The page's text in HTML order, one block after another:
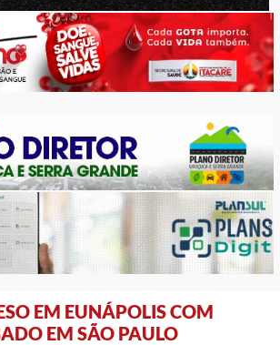
EM EUNÁPOLIS COM
EM SÃO PAULO